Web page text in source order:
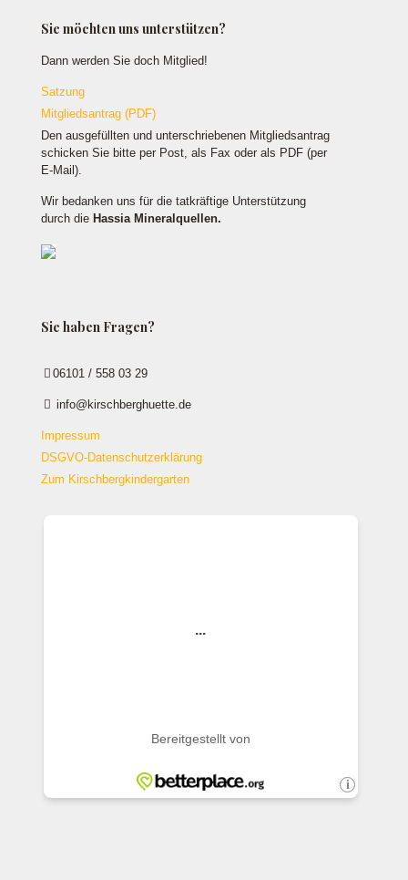
Sie möchten uns unterstützen?
Dann werden Sie doch Mitglied!
Satzung
Mitgliedsantrag (PDF)
Den ausgefüllten und unterschriebenen Mitgliedsantrag
schicken Sie bitte per Post, als Fax oder als PDF (per
E-Mail).
Wir bedanken uns für die tatkräftige Unterstützung
durch die Hassia Mineralquellen.
Sie haben Fragen?
06101 / 558 03 29
info@kirschberghuette.de
Impressum
DSGVO-Datenschutzerklärung
Zum Kirschbergkindergarten